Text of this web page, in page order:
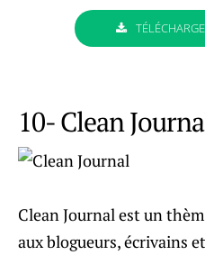
10- Clean
Clean Journal est un
aux blogueurs, écrivains